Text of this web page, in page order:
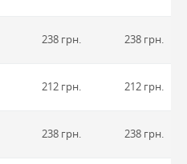
238 грн. 238 грн.
212 грн. 212 грн.
238 грн. 238 грн.